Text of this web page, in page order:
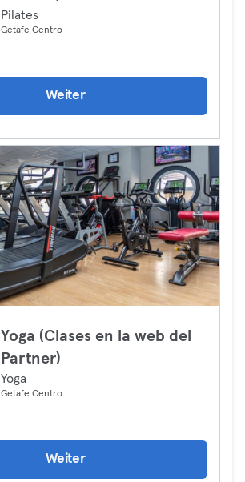
Pilates
Getafe Centro
Weiter
Yoga (Clases en la web del
Partner)
Yoga
Getafe Centro
Weiter